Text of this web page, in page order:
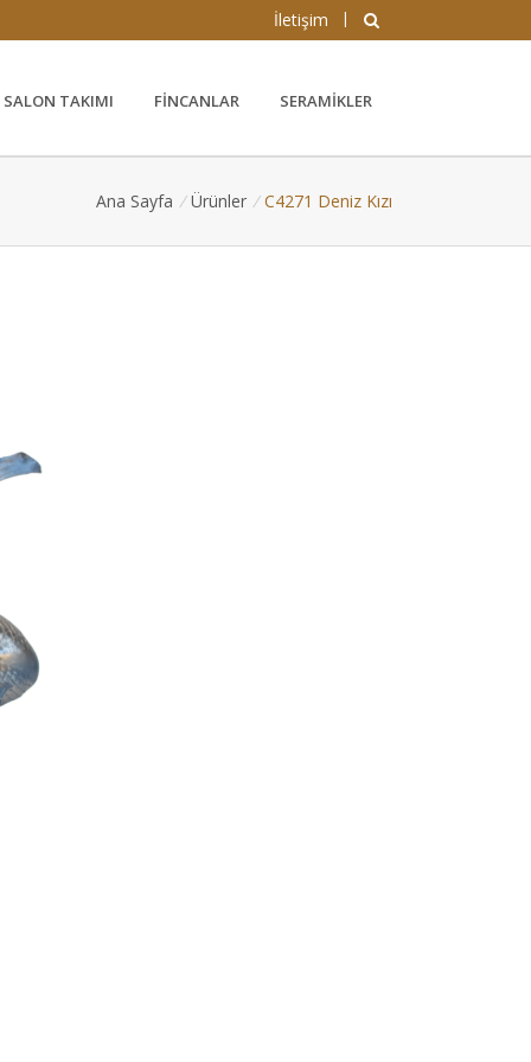
İletişim |
SALON TAKIMI FINCANLAR SERAMIKLER
Ana Sayfa / Ürünler / C4271 Deniz Kızı